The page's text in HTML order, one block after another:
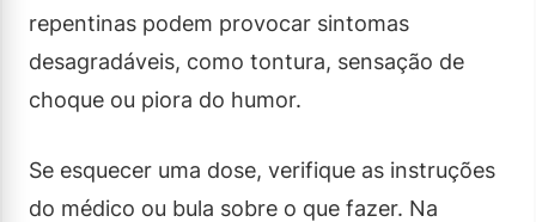
repentinas podem provocar sintomas
desagradáveis, como tontura, sensação de
choque ou piora do humor.
Se esquecer uma dose, verifique as instruções
do médico ou bula sobre o que fazer. Na